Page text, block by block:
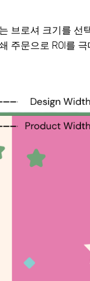
브로셔 크기를
주문으로 ROI를